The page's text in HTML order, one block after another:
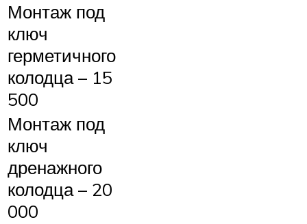
Монтаж под
ключ
герметичного
колодца – 15
500
Монтаж под
ключ
дренажного
колодца – 20
000